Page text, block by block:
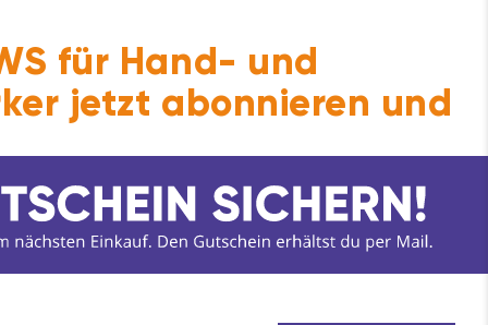
für Nägel, Kralle zur Zugmessung,
das Maß beginnt am Beschlag.
für Hand- und
jetzt abonnieren und